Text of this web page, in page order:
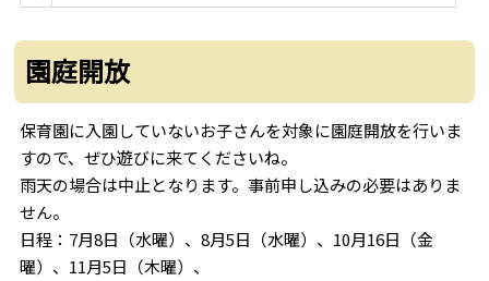
園庭開放
保育園に入園していないお子さんを対象に園庭開放を行いま
すので、ぜひ遊びに来てくださいね。
雨天の場合は中止となります。事前申し込みの必要はありま
せん。
日程：7月8日（水曜）、8月5日（水曜）、10月16日（金
曜）、11月5日（木曜）、